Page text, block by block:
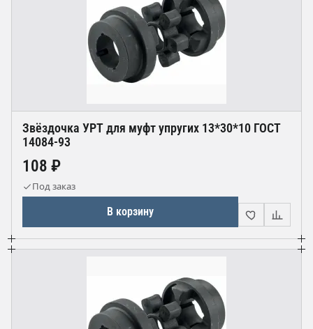
Звёздочка УРТ для муфт упругих 13*30*10 ГОСТ
14084-93
108 ₽
Под заказ
В корзину